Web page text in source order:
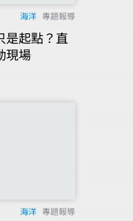
海洋 專題報導
是起點？直
現場
海洋 專題報導